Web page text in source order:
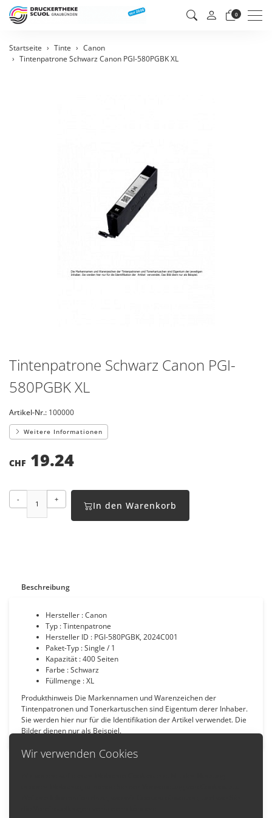
Wir verwenden Cookies
0
Startseite Tinte
Canon
Tintenpatrone Schwarz Canon PGI-580PGBK XL
Tintenpatrone Schwarz Canon PGI-
580PGBK XL
Artikel-Nr.: 100000
Weitere Informationen
CHF 19.24
- +
In den Warenkorb
Beschreibung
Hersteller : Canon
Typ : Tintenpatrone
Hersteller ID : PGI-580PGBK, 2024C001
Paket-Typ : Single / 1
Kapazität : 400 Seiten
Farbe : Schwarz
Füllmenge : XL
Produkthinweis Die Markennamen und Warenzeichen der
Tintenpatronen und Tonerkartuschen sind Eigentum derer Inhaber.
Sie werden hier nur für die Identifikation der Artikel verwendet. Die
Bilder dienen nur als Beispiel.